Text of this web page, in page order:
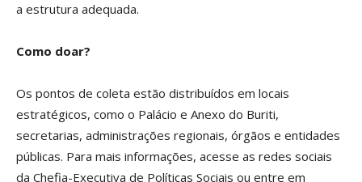
a estrutura adequada.
Como doar?
Os pontos de coleta estão distribuídos em locais
estratégicos, como o Palácio e Anexo do Buriti,
secretarias, administrações regionais, órgãos e entidades
públicas. Para mais informações, acesse as redes sociais
da Chefia-Executiva de Políticas Sociais ou entre em